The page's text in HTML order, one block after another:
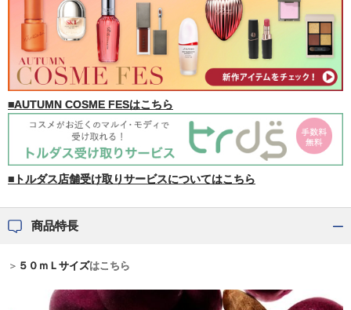
■AUTUMN COSME FESはこちら
■トルダス店舗受け取りサービスについてはこちら
商品特長
＞ ５０ｍＬサイズはこちら